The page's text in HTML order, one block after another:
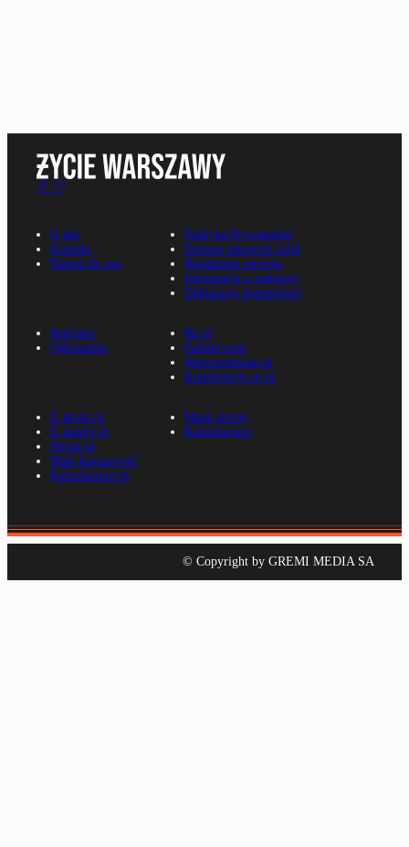
O nas
Kontakt
Napisz do nas
Polityka Prywatności
Zmiana ustawień zgód
Regulamin serwisu
Informacje o nadawcy
Deklaracja dostępności
Reklama
Ogłoszenia
Rp.pl
Parkiet.com
Wiescirolnicze.pl
Konferencje.rp.pl
E-kiosk.pl
E-gazety.pl
Nexto.pl
Mała księgowość
Kancelarierp.pl
Mapa strony
Kalendarium
© Copyright by GREMI MEDIA SA